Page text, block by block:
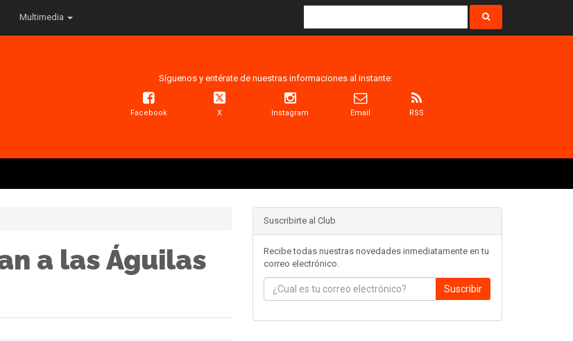
Multimedia
Síguenos y entérate de nuestras informaciones al instante:
Facebook X Instagram Email RSS
a las Águilas
Suscribirte al Club
Recibe todas nuestras novedades inmediatamente en tu
correo electrónico.
Suscribir